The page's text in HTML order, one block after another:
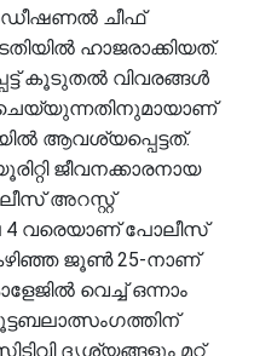
ചീഫ്
ഹാജരാക്കിയത്.
കൂടുതൽ വിവരങ്ങൾ
ചെയ്യുന്നതിനുമായാണ്
ആവശ്യപ്പെട്ടത്.
ജീവനക്കാരനായ
അറസ്റ്റ്
4 വരെയാണ് പോലീസ്
കഴിഞ്ഞ ജൂൺ 25-നാണ്
വെച്ച് ഒന്നാം
ദൃശ്യങ്ങളും മറ്റ്